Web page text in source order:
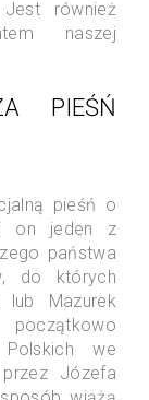
Jest również
naszej
PIEŚŃ
pieśń o
on jeden z
państwa
do których
lub Mazurek
we
Józefa